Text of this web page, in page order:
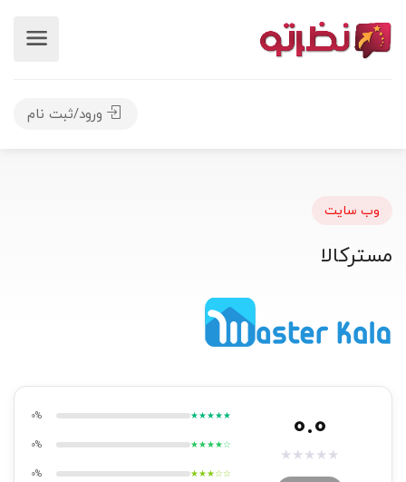
ورود/ثبت نام
وب سایت
مسترکالا
0.0
★
★
★
★
★
★★★★★
0%
★★★★☆
0%
★★★☆☆
0%